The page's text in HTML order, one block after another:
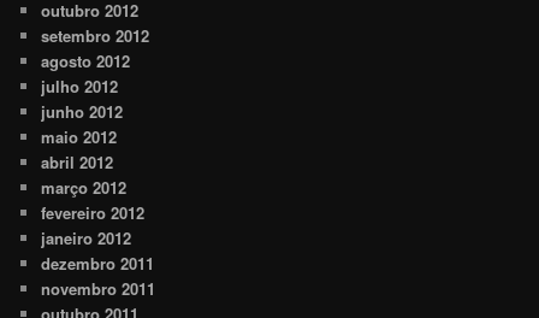
outubro 2012
setembro 2012
agosto 2012
julho 2012
junho 2012
maio 2012
abril 2012
março 2012
fevereiro 2012
janeiro 2012
dezembro 2011
novembro 2011